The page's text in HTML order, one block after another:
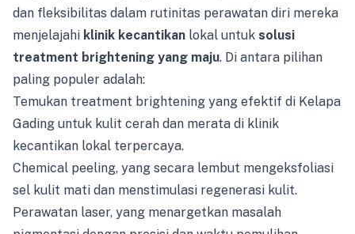
dan fleksibilitas dalam rutinitas perawatan diri mereka
menjelajahi klinik kecantikan lokal untuk solusi
treatment brightening yang maju. Di antara pilihan
paling populer adalah:
Temukan treatment brightening yang efektif di Kelapa
Gading untuk kulit cerah dan merata di klinik
kecantikan lokal terpercaya.
Chemical peeling, yang secara lembut mengeksfoliasi
sel kulit mati dan menstimulasi regenerasi kulit.
Perawatan laser, yang menargetkan masalah